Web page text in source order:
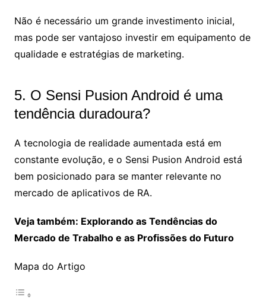
Não é necessário um grande investimento inicial,
mas pode ser vantajoso investir em equipamento de
qualidade e estratégias de marketing.
5. O Sensi Pusion Android é uma
tendência duradoura?
A tecnologia de realidade aumentada está em
constante evolução, e o Sensi Pusion Android está
bem posicionado para se manter relevante no
mercado de aplicativos de RA.
Veja também: Explorando as Tendências do
Mercado de Trabalho e as Profissões do Futuro
Mapa do Artigo